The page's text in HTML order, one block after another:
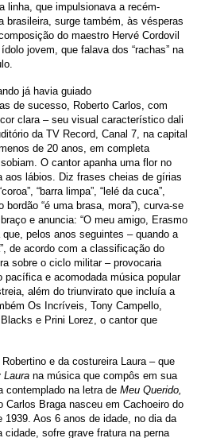
linha, que impulsionava a recém-
brasileira, surge também, às vésperas
do maestro Hervé Cordovil
jovem, que falava dos “rachas” na
já havia guiado
de sucesso, Roberto Carlos, com
clara – seu visual característico dali
da TV Record, Canal 7, na capital
de 20 anos, em completa
O cantor apanha uma flor no
aos lábios. Diz frases cheias de gírias
“barra limpa”, “lelé da cuca”,
bordão “é uma brasa, mora”), curva-se
e anuncia: “O meu amigo, Erasmo
pelos anos seguintes – quando a
de acordo com a classificação do
sobre o ciclo militar – provocaria
e acomodada música popular
além do triunvirato que incluía a
Os Incríveis, Tony Campello,
e Prini Lorez, o cantor que
e da costureira Laura – que
Laura na música que compôs em sua
contemplado na letra de Meu Querido,
Carlos Braga nasceu em Cachoeiro do
1939. Aos 6 anos de idade, no dia da
cidade, sofre grave fratura na perna